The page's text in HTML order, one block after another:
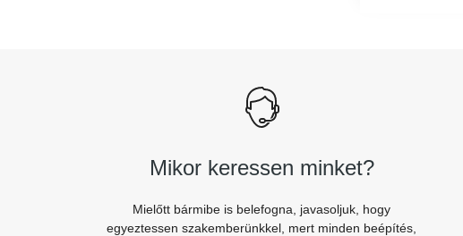
Mikor keressen minket?
Mielőtt bármibe is belefogna, javasoljuk, hogy
egyeztessen szakemberünkkel, mert minden beépítés,